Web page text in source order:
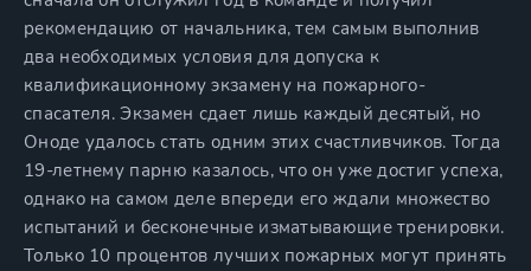
рекомендацию от начальника, тем самым выполнив
два необходимых условия для допуска к
квалификационному экзамену на пожарного-
спасателя. Экзамен сдает лишь каждый десятый, но
Оноде удалось стать одним этих счастливчиков. Тогда
19-летнему парню казалось, что он уже достиг успеха,
однако на самом деле впереди его ждали множество
испытаний и бесконечные изматывающие тренировки.
Только 10 процентов лучших пожарных могут принять